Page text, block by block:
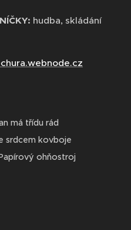
hudba, skládání
má třídu rád
srdcem kovboje
ohňostroj